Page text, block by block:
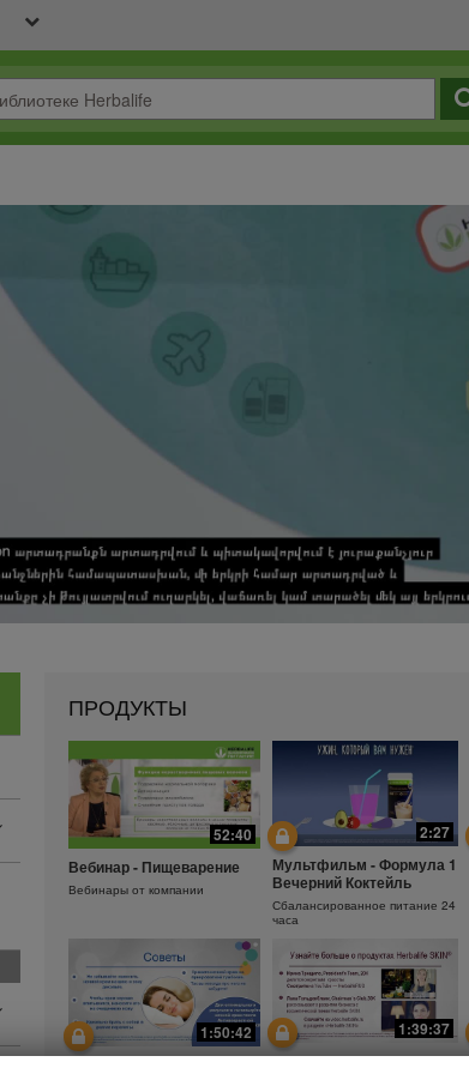
ПРОДУКТЫ
52:40
Вебинар - Пищеварение
Вебинары от компании
2:27
Мультфильм - Формула 1
Вечерний Коктейль
Сбалансированное питание 24
часа
1:50:42
1:39:37
Почему необходимо